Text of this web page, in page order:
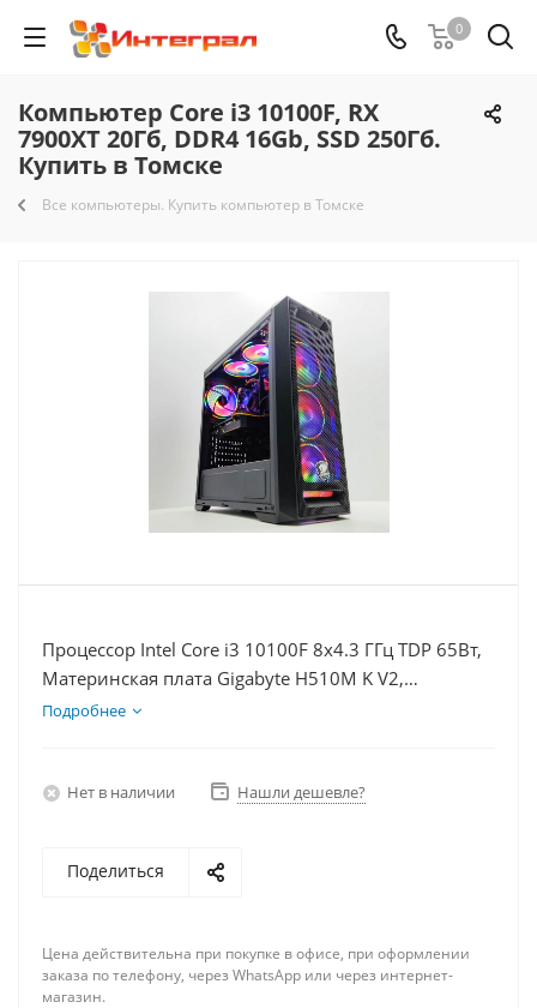
0
Компьютер Core i3 10100F, RX
7900XT 20Гб, DDR4 16Gb, SSD 250Гб.
Купить в Томске
Все компьютеры. Купить компьютер в Томске
Процессор Intel Core i3 10100F 8x4.3 ГГц TDP 65Вт,
Материнская плата Gigabyte H510M K V2,
Видеокарта RX 7900XT 20Гб, Память DDR4 16Gb,
Подробнее
Нет в наличии Нашли дешевле?
Поделиться
Цена действительна при покупке в офисе, при оформлении
заказа по телефону, через WhatsApp или через интернет-
магазин.